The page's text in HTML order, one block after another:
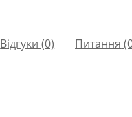
Відгуки (0) Питання